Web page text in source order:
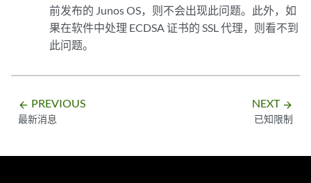
前发布的 Junos OS，则不会出现此问题。此外，如
果在软件中处理 ECDSA 证书的 SSL 代理，则看不到
此问题。
arrow_backward PREVIOUS
最新消息
NEXT arrow_forward
已知限制